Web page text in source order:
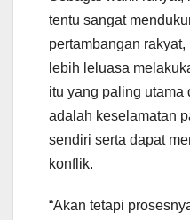
tentu sangat
pertambangan
lebih leluasa
itu yang paling utama
adalah keselamatan
sendiri serta dapat
konflik.
“Akan tetapi